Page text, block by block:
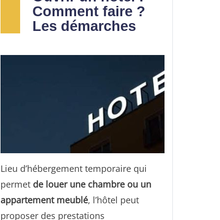
prêts-relais, prêts pour des travaux,
rachat de parts d’indivision(maison,
Comment faire ?
Les démarches
Lieu d’hébergement temporaire qui
permet de louer une chambre ou un
appartement meublé, l’hôtel peut
proposer des prestations